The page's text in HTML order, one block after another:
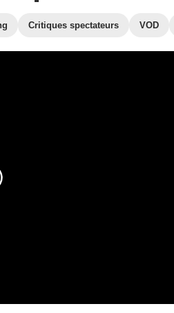
Critiques spectateurs VOD